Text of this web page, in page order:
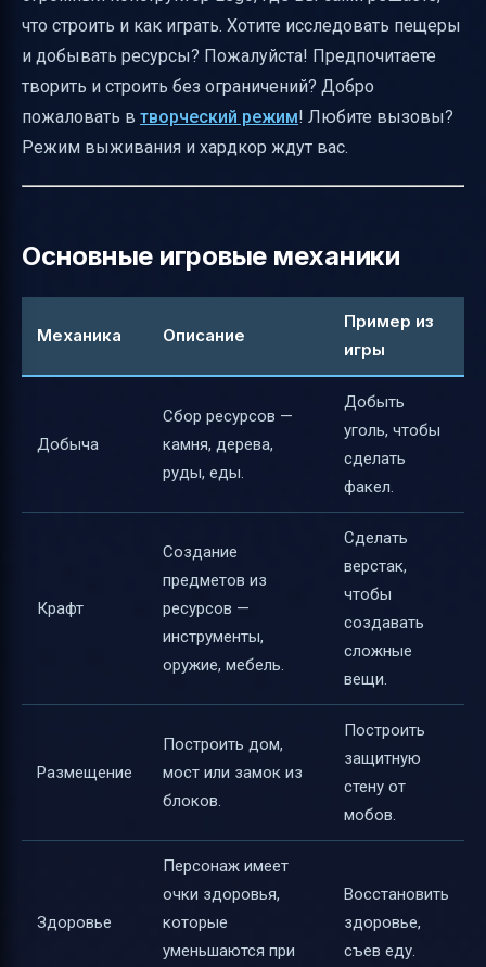
что строить и как играть. Хотите исследовать пещеры
и добывать ресурсы? Пожалуйста! Предпочитаете
творить и строить без ограничений? Добро
пожаловать в творческий режим! Любите вызовы?
Режим выживания и хардкор ждут вас.
Основные игровые механики
Механика Описание
Пример из
игры
Добыча
Сбор ресурсов —
камня, дерева,
руды, еды.
Добыть
уголь, чтобы
сделать
факел.
Крафт
Создание
предметов из
ресурсов —
инструменты,
оружие, мебель.
Сделать
верстак,
чтобы
создавать
сложные
вещи.
Размещение
Построить дом,
мост или замок из
блоков.
Построить
защитную
стену от
мобов.
Здоровье
Персонаж имеет
очки здоровья,
которые
уменьшаются при
Восстановить
здоровье,
съев еду.